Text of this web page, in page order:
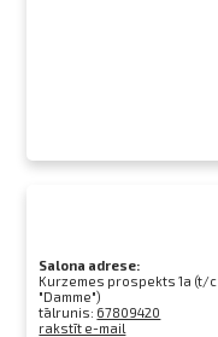
Salona adrese:
Kurzemes prospekts 1a (t/c
"Damme")
tālrunis: 67809420
rakstīt e-mail